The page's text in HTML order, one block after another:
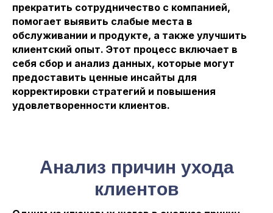
прекратить сотрудничество с компанией,
помогает выявить слабые места в
обслуживании и продукте, а также улучшить
клиентский опыт. Этот процесс включает в
себя сбор и анализ данных, которые могут
предоставить ценные инсайты для
корректировки стратегий и повышения
удовлетворенности клиентов.
Анализ причин ухода
клиентов